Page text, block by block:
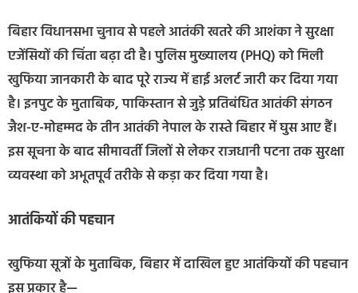
बिहार विधानसभा चुनाव से पहले आतंकी खतरे की आशंका ने सुरक्षा
एजेंसियों की चिंता बढ़ा दी है। पुलिस मुख्यालय (PHQ) को मिली
खुफिया जानकारी के बाद पूरे राज्य में हाई अलर्ट जारी कर दिया गया
है। इनपुट के मुताबिक, पाकिस्तान से जुड़े प्रतिबंधित आतंकी संगठन
जैश-ए-मोहम्मद के तीन आतंकी नेपाल के रास्ते बिहार में घुस आए हैं।
इस सूचना के बाद सीमावर्ती जिलों से लेकर राजधानी पटना तक सुरक्षा
व्यवस्था को अभूतपूर्व तरीके से कड़ा कर दिया गया है।
आतंकियों की पहचान
खुफिया सूत्रों के मुताबिक, बिहार में दाखिल हुए आतंकियों की पहचान
इस प्रकार है—